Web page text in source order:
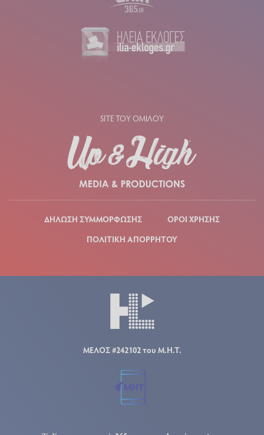
SITE ΤΟΥ ΟΜΙΛΟΥ
ΔΗΛΩΣΗ ΣΥΜΜΟΡΦΩΣΗΣ
ΟΡΟΙ ΧΡΗΣΗΣ
ΠΟΛΙΤΙΚΗ ΑΠΟΡΡΗΤΟΥ
ΜΕΛΟΣ #242102 του Μ.Η.Τ.